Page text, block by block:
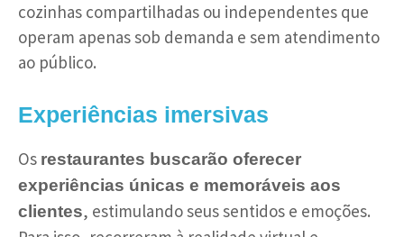
cozinhas compartilhadas ou independentes que
operam apenas sob demanda e sem atendimento
ao público.
Experiências imersivas
Os restaurantes buscarão oferecer
experiências únicas e memoráveis aos
clientes, estimulando seus sentidos e emoções.